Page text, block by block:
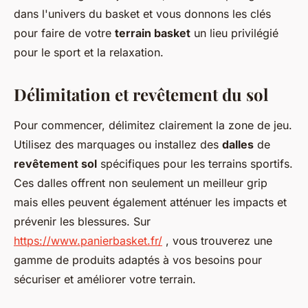
dans l'univers du basket et vous donnons les clés
pour faire de votre terrain basket un lieu privilégié
pour le sport et la relaxation.
Délimitation et revêtement du sol
Pour commencer, délimitez clairement la zone de jeu.
Utilisez des marquages ou installez des dalles de
revêtement sol spécifiques pour les terrains sportifs.
Ces dalles offrent non seulement un meilleur grip
mais elles peuvent également atténuer les impacts et
prévenir les blessures. Sur
https://www.panierbasket.fr/ , vous trouverez une
gamme de produits adaptés à vos besoins pour
sécuriser et améliorer votre terrain.